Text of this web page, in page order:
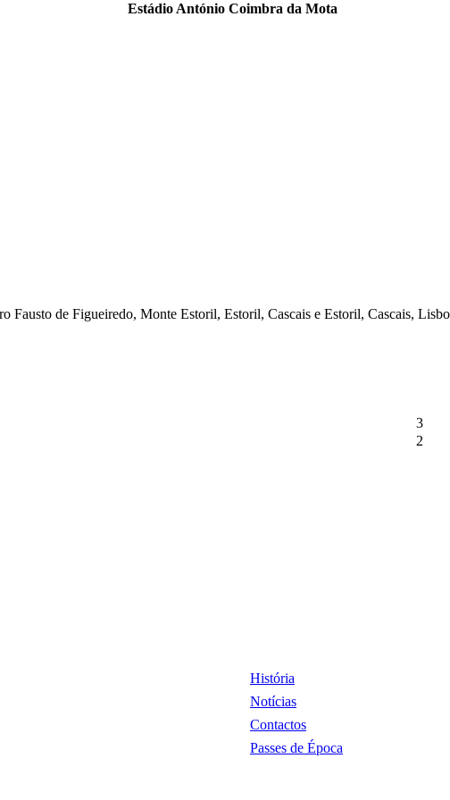
Estádio António Coimbra da Mota
de Figueiredo, Monte Estoril, Estoril, Cascais e Estoril, Cascais,
3
2
História
Notícias
Contactos
Passes de Época